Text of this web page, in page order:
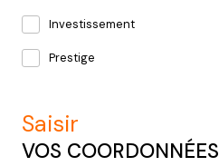
Investissement
Prestige
saisir
VOS COORDONNÉES